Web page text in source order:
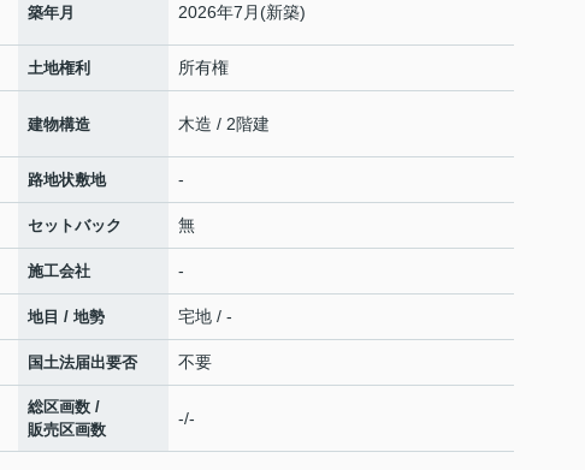
築年月 2026年7月(新築)
土地権利 所有権
建物構造 木造 / 2階建
路地状敷地 -
セットバック 無
施工会社 -
地目 / 地勢 宅地 / -
国土法届出要否 不要
総区画数 /
販売区画数
-/-